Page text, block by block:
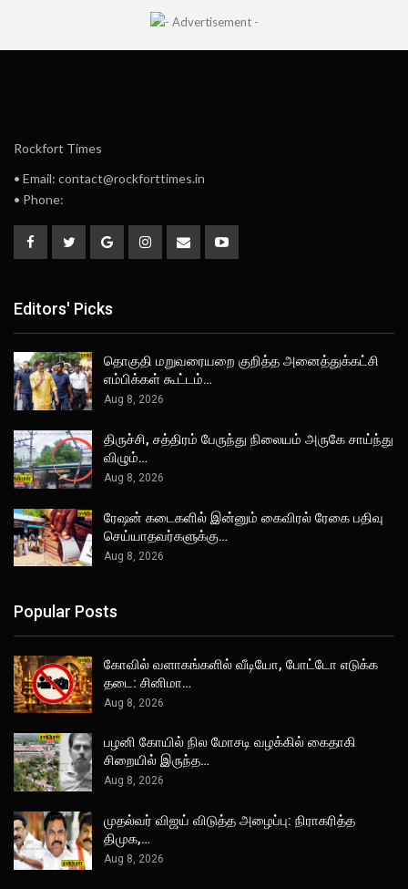
Rockfort Times
• Email: contact@rockforttimes.in
• Phone:
Editors' Picks
தொகுதி மறுவரையறை குறித்த அனைத்துக்கட்சி
எம்பிக்கள் கூட்டம்…
Aug 8, 2026
திருச்சி, சத்திரம் பேருந்து நிலையம் அருகே சாய்ந்து
விழும்…
Aug 8, 2026
ரேஷன் கடைகளில் இன்னும் கைவிரல் ரேகை பதிவு
செய்யாதவர்களுக்கு…
Aug 8, 2026
Popular Posts
கோவில் வளாகங்களில் வீடியோ, போட்டோ எடுக்க
தடை: சினிமா…
Aug 8, 2026
பழனி கோயில் நில மோசடி வழக்கில் கைதாகி
சிறையில் இருந்த…
Aug 8, 2026
முதல்வர் விஜய் விடுத்த அழைப்பு: நிராகரித்த
திமுக,…
Aug 8, 2026